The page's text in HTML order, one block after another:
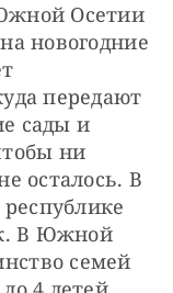
Осетии
новогодние
передают
сады и
ни
осталось. В
В Южной
семей